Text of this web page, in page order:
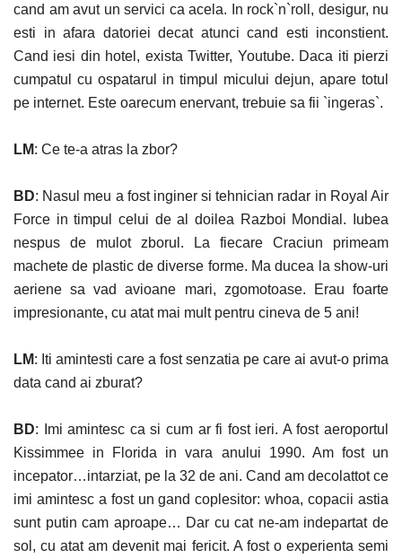
cand am avut un servici ca acela. In rock`n`roll, desigur, nu
esti in afara datoriei decat atunci cand esti inconstient.
Cand iesi din hotel, exista Twitter, Youtube. Daca iti pierzi
cumpatul cu ospatarul in timpul micului dejun, apare totul
pe internet. Este oarecum enervant, trebuie sa fii `ingeras`.
LM: Ce te-a atras la zbor?
BD: Nasul meu a fost inginer si tehnician radar in Royal Air
Force in timpul celui de al doilea Razboi Mondial. Iubea
nespus de mulot zborul. La fiecare Craciun primeam
machete de plastic de diverse forme. Ma ducea la show-uri
aeriene sa vad avioane mari, zgomotoase. Erau foarte
impresionante, cu atat mai mult pentru cineva de 5 ani!
LM: Iti amintesti care a fost senzatia pe care ai avut-o prima
data cand ai zburat?
BD: Imi amintesc ca si cum ar fi fost ieri. A fost aeroportul
Kissimmee in Florida in vara anului 1990. Am fost un
incepator…intarziat, pe la 32 de ani. Cand am decolattot ce
imi amintesc a fost un gand coplesitor: whoa, copacii astia
sunt putin cam aproape… Dar cu cat ne-am indepartat de
sol, cu atat am devenit mai fericit. A fost o experienta semi